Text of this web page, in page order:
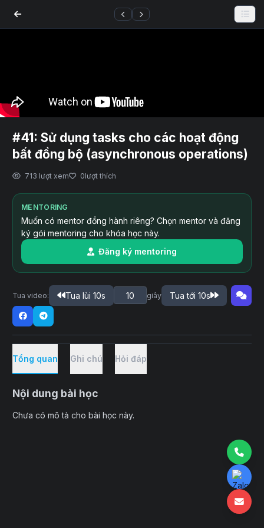
#41: Sử dụng tasks cho các hoạt động
bất đồng bộ (asynchronous operations)
713 lượt xem 0lượt thích
MENTORING
Muốn có mentor đồng hành riêng? Chọn mentor và đăng
ký gói mentoring cho khóa học này.
Đăng ký mentoring
Tua video: Tua lùi 10s giây Tua tới 10s
Tổng quan Ghi chú Hỏi đáp
Nội dung bài học
Chưa có mô tả cho bài học này.